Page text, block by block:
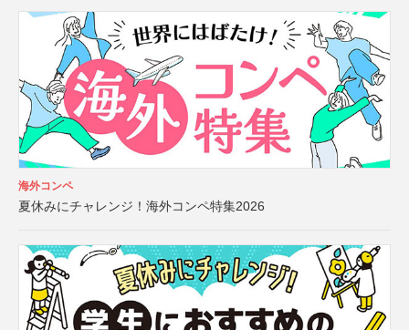
海外コンペ
夏休みにチャレンジ！海外コンペ特集2026